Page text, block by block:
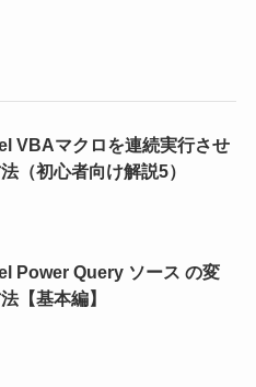
VBAマクロを連続実行させ
（初心者向け解説5）
Power Query ソース の変
【基本編】